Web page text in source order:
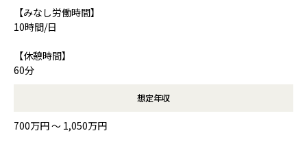
【みなし労働時間】
10時間/日
【休憩時間】
60分
想定年収
700万円 〜 1,050万円